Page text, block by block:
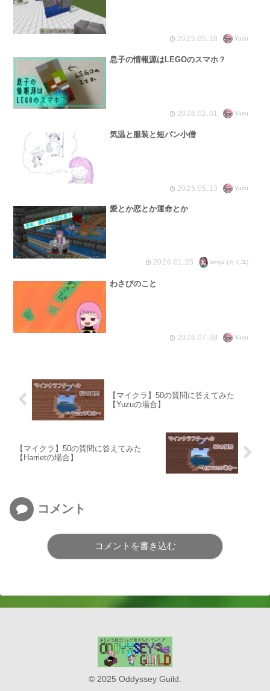
2025.05.18 Yuzu
息子の情報源はLEGOのスマホ？
2026.02.01 Yuzu
気温と服装と短パン小僧
2025.05.13 Yuzu
愛とか恋とか運命とか
2026.01.25 kmyu (カミユ)
わさびのこと
2026.07.08 Yuzu
【マイクラ】50の質問に答えてみた
【Yuzuの場合】
【マイクラ】50の質問に答えてみた
【Harrietの場合】
コメント
コメントを書き込む
© 2025 Oddyssey Guild.